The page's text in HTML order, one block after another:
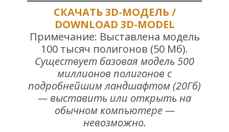
СКАЧАТЬ 3D-МОДЕЛЬ /
DOWNLOAD 3D-MODEL
Примечание: Выставлена модель
100 тысяч полигонов (50 Мб).
Существует базовая модель 500
миллионов полигонов с
подробнейшим ландшафтом (20Гб)
— выставить или открыть на
обычном компьютере —
невозможно.